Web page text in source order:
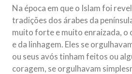
Na noite da quinta-feira, 03 de Abril,
Brasil recebeu em sua sede, em São
Relações Exteriores da República
Kharrazi, que encontra-se visitando
Na época em que o Islam foi
tradições dos árabes da
muito forte e muito enraizada, o
e da linhagem. Eles se
ou seus avós tinham feitos ou
coragem, se orgulhavam